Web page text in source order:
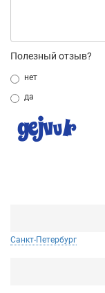
Полезный отзыв?
нет
да
Санкт-Петербург